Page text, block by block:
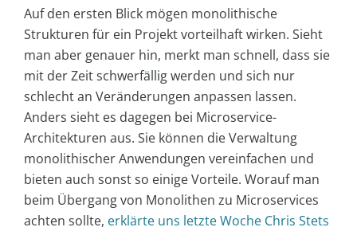
Auf den ersten Blick mögen monolithische
Strukturen für ein Projekt vorteilhaft wirken. Sieht
man aber genauer hin, merkt man schnell, dass sie
mit der Zeit schwerfällig werden und sich nur
schlecht an Veränderungen anpassen lassen.
Anders sieht es dagegen bei Microservice-
Architekturen aus. Sie können die Verwaltung
monolithischer Anwendungen vereinfachen und
bieten auch sonst so einige Vorteile. Worauf man
beim Übergang von Monolithen zu Microservices
achten sollte, erklärte uns letzte Woche Chris Stets